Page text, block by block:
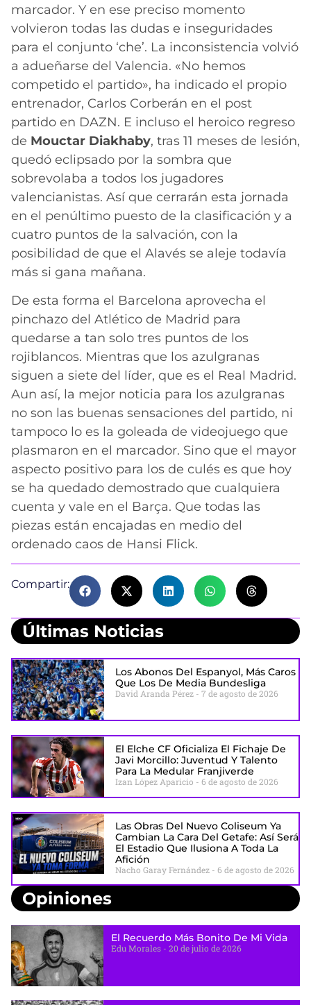
marcador. Y en ese preciso momento
volvieron todas las dudas e inseguridades
para el conjunto ‘che’. La inconsistencia volvió
a adueñarse del Valencia. «No hemos
competido el partido», ha indicado el propio
entrenador, Carlos Corberán en el post
partido en DAZN. E incluso el heroico regreso
de Mouctar Diakhaby, tras 11 meses de lesión,
quedó eclipsado por la sombra que
sobrevolaba a todos los jugadores
valencianistas. Así que cerrarán esta jornada
en el penúltimo puesto de la clasificación y a
cuatro puntos de la salvación, con la
posibilidad de que el Alavés se aleje todavía
más si gana mañana.
De esta forma el Barcelona aprovecha el
pinchazo del Atlético de Madrid para
quedarse a tan solo tres puntos de los
rojiblancos. Mientras que los azulgranas
siguen a siete del líder, que es el Real Madrid.
Aun así, la mejor noticia para los azulgranas
no son las buenas sensaciones del partido, ni
tampoco lo es la goleada de videojuego que
plasmaron en el marcador. Sino que el mayor
aspecto positivo para los de culés es que hoy
se ha quedado demostrado que cualquiera
cuenta y vale en el Barça. Que todas las
piezas están encajadas en medio del
ordenado caos de Hansi Flick.
Compartir:
Últimas Noticias
Los Abonos Del Espanyol, Más Caros
Que Los De Media Bundesliga
David Aranda Pérez 7 de agosto de 2026
El Elche CF Oficializa El Fichaje De
Javi Morcillo: Juventud Y Talento
Para La Medular Franjiverde
Izan López Aparicio 6 de agosto de 2026
Las Obras Del Nuevo Coliseum Ya
Cambian La Cara Del Getafe: Así Será
El Estadio Que Ilusiona A Toda La
Afición
Nacho Garay Fernández 6 de agosto de 2026
Opiniones
El Recuerdo Más Bonito De Mi Vida
Edu Morales 20 de julio de 2026